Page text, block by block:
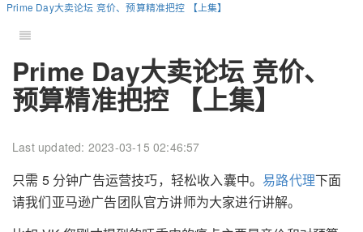
Prime Day大卖论坛 竞价、预算精准把控 【上集】
Prime Day大卖论坛 竞价、
预算精准把控 【上集】
Last updated: 2023-03-15 02:46:57
只需 5 分钟广告运营技巧，轻松收入囊中。易路代理下面
请我们亚马逊广告团队官方讲师为大家进行讲解。